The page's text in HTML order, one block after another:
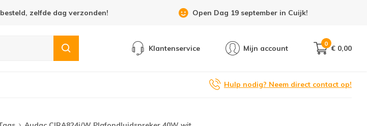
zelfde dag verzonden! Open Dag 19 september in Cuijk!
Klantenservice Mijn account
0
€ 0,00
Hulp nodig? Neem direct contact op!